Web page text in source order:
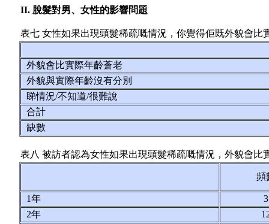
II. 脫髮對男、女性的影響問題
表七 女性如果出現頭髮稀疏嘅情況，你覺得佢既外貌會比
外貌會比實際年齡蒼老
外貌與實際年齡沒有分別
睇情況/不知道/很難說
合計
缺數
表八 被訪者認為女性如果出現頭髮稀疏嘅情況，外貌會比
頻
1年
2年